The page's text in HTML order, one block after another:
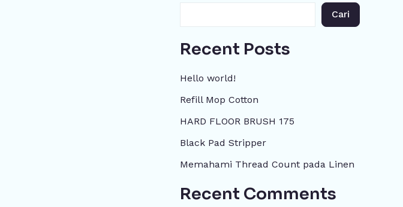
Cari
Recent Posts
Hello world!
Refill Mop Cotton
HARD FLOOR BRUSH 175
Black Pad Stripper
Memahami Thread Count pada Linen
Recent Comments